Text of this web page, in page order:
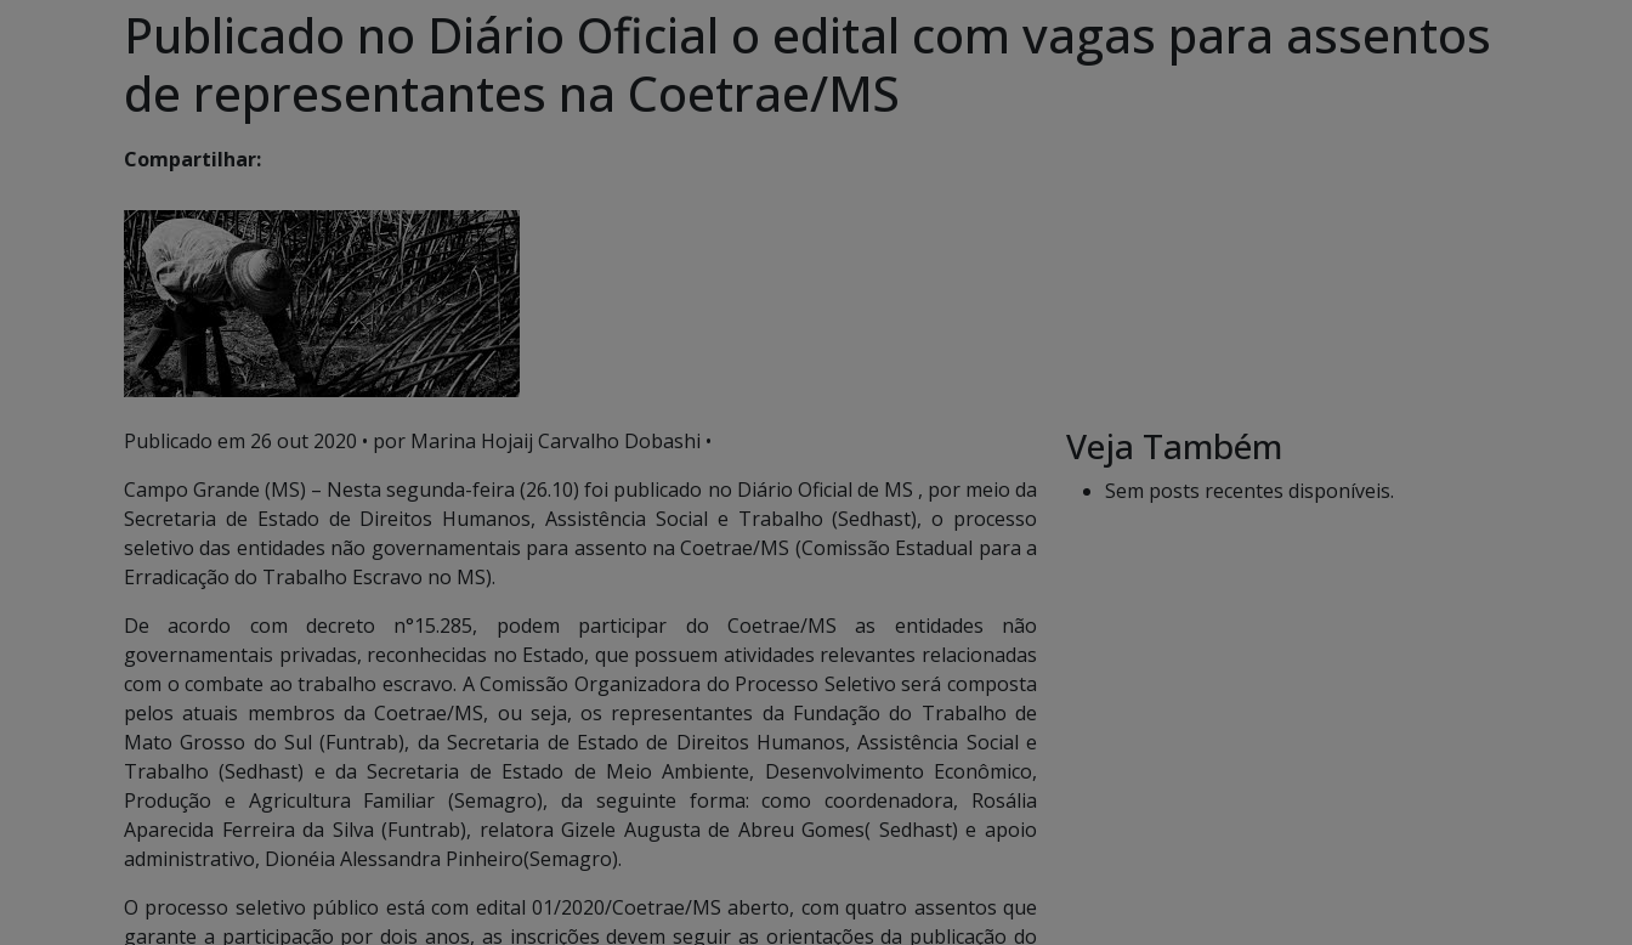
Publicado no Diário Oficial o edital com vagas para assentos
de representantes na Coetrae/MS
Compartilhar:
Publicado em 26 out 2020 • por Marina Hojaij Carvalho Dobashi •
Campo Grande (MS) – Nesta segunda-feira (26.10) foi publicado no Diário Oficial de MS , por meio da
Secretaria de Estado de Direitos Humanos, Assistência Social e Trabalho (Sedhast), o processo
seletivo das entidades não governamentais para assento na Coetrae/MS (Comissão Estadual para a
Erradicação do Trabalho Escravo no MS).
De acordo com decreto n°15.285, podem participar do Coetrae/MS as entidades não
governamentais privadas, reconhecidas no Estado, que possuem atividades relevantes relacionadas
com o combate ao trabalho escravo. A Comissão Organizadora do Processo Seletivo será composta
pelos atuais membros da Coetrae/MS, ou seja, os representantes da Fundação do Trabalho de
Mato Grosso do Sul (Funtrab), da Secretaria de Estado de Direitos Humanos, Assistência Social e
Trabalho (Sedhast) e da Secretaria de Estado de Meio Ambiente, Desenvolvimento Econômico,
Produção e Agricultura Familiar (Semagro), da seguinte forma: como coordenadora, Rosália
Aparecida Ferreira da Silva (Funtrab), relatora Gizele Augusta de Abreu Gomes( Sedhast) e apoio
administrativo, Dionéia Alessandra Pinheiro(Semagro).
O processo seletivo público está com edital 01/2020/Coetrae/MS aberto, com quatro assentos que
garante a participação por dois anos, as inscrições devem seguir as orientações da publicação do
Veja Também
Sem posts recentes disponíveis.